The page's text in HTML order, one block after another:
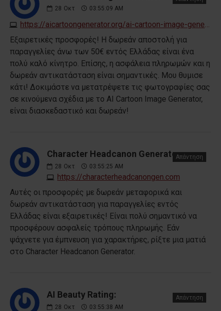
28 Οκτ 03:55:09 AM
Εξαιρετικές προσφορές! Η δωρεάν αποστολή για
παραγγελίες άνω των 50€ εντός Ελλάδας είναι ένα
πολύ καλό κίνητρο. Επίσης, η ασφάλεια πληρωμών και η
δωρεάν αντικατάσταση είναι σημαντικές. Μου θυμισε
κάτι! Δοκιμάστε να μετατρέψετε τις φωτογραφίες σας
σε κινούμενα σχέδια με το AI Cartoon Image Generator,
είναι διασκεδαστικό και δωρεάν!
Character Headcanon Generator:
28 Οκτ 03:55:25 AM
https://characterheadcanongen.com
Απάντηση
Αυτές οι προσφορές με δωρεάν μεταφορικά και
δωρεάν αντικατάσταση για παραγγελίες εντός
Ελλάδας είναι εξαιρετικές! Είναι πολύ σημαντικό να
προσφέρουν ασφαλείς τρόπους πληρωμής. Εάν
ψάχνετε για έμπνευση για χαρακτήρες, ρίξτε μια ματιά
στο Character Headcanon Generator.
AI Beauty Rating:
28 Οκτ 03:55:38 AM
Απάντηση